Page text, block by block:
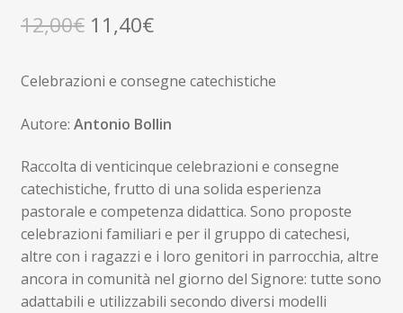
12,00€ Il
originale
era:
11,40€Il
attuale
è:
Celebrazioni e consegne catechistiche
Autore: Antonio Bollin
Raccolta di venticinque celebrazioni e consegne
catechistiche, frutto di una solida esperienza
pastorale e competenza didattica. Sono proposte
celebrazioni familiari e per il gruppo di catechesi,
altre con i ragazzi e i loro genitori in parrocchia, altre
ancora in comunità nel giorno del Signore: tutte sono
adattabili e utilizzabili secondo diversi modelli